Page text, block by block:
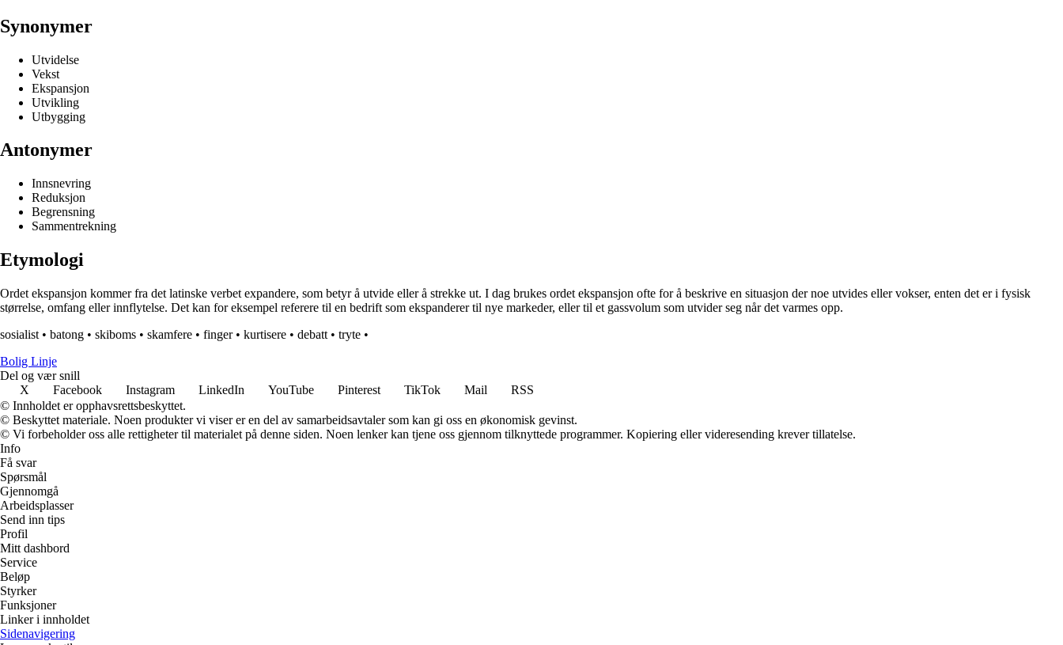
Synonymer
Utvidelse
Vekst
Ekspansjon
Utvikling
Utbygging
Antonymer
Innsnevring
Reduksjon
Begrensning
Sammentrekning
Etymologi
Ordet ekspansjon kommer fra det latinske verbet expandere, som betyr å utvide eller å strekke ut. I dag brukes ordet ekspansjon ofte for å beskrive en situasjon der noe utvides eller vokser, enten det er i fysisk
størrelse, omfang eller innflytelse. Det kan for eksempel referere til en bedrift som ekspanderer til nye markeder, eller til et gassvolum som utvider seg når det varmes opp.
sosialist • batong • skiboms • skamfere • finger• kurtisere • debatt • tryte •
Bolig Linje
Del og vær snill
X
Facebook Instagram LinkedIn YouTube Pinterest TikTok Mail
RSS
© Innholdet er opphavsrettsbeskyttet.
© Beskyttet materiale. Noen produkter vi viser er en del av samarbeidsavtaler som kan gi oss en økonomisk gevinst.
© Vi forbeholder oss alle rettigheter til materialet på denne siden. Noen lenker kan tjene oss gjennom tilknyttede programmer. Kopiering eller videresending krever tillatelse.
Info
Få svar
Spørsmål
Gjennomgå
Arbeidsplasser
Send inn tips
Profil
Mitt dashbord
Service
Beløp
Styrker
Funksjoner
Linker i innholdet
Sidenavigering